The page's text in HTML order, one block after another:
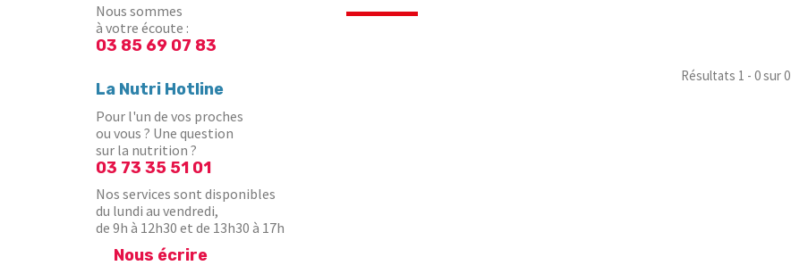
Nous sommes
à votre écoute :
03 85 69 07 83
La Nutri Hotline
Pour l'un de vos proches
ou vous ? Une question
sur la nutrition ?
03 73 35 51 01
Nos services sont disponibles
du lundi au vendredi,
de 9h à 12h30 et de 13h30 à 17h
Nous écrire
Résultats 1 - 0 sur 0